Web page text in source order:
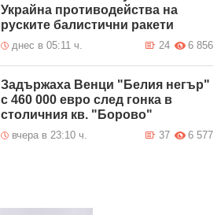
Украйна противодейства на
руските балистични ракети
днес в 05:11 ч. 6 856
24
Задържаха Венци "Белия негър"
с 460 000 евро след гонка в
столичния кв. "Борово"
вчера в 23:10 ч. 6 577
37